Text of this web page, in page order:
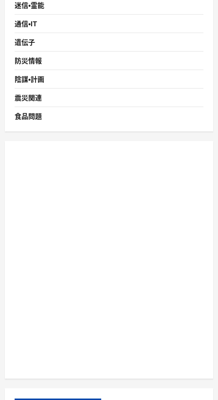
迷信・霊能
通信・IT
遺伝子
防災情報
陰謀・計画
震災関連
食品問題